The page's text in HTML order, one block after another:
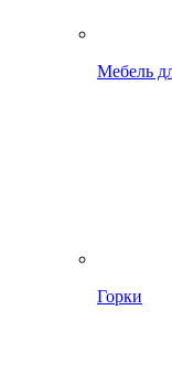
Мебель
Горки